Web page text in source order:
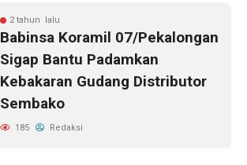
2 tahun lalu
Babinsa Koramil 07/Pekalongan
Sigap Bantu Padamkan
Kebakaran Gudang Distributor
Sembako
185 Redaksi